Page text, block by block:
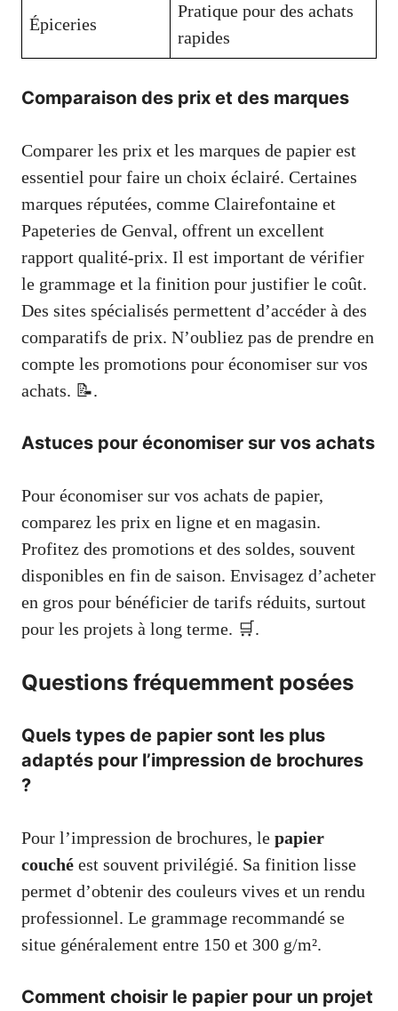
Épiceries
Pratique pour des achats
rapides
Comparaison des prix et des marques
Comparer les prix et les marques de papier est
essentiel pour faire un choix éclairé. Certaines
marques réputées, comme Clairefontaine et
Papeteries de Genval, offrent un excellent
rapport qualité-prix. Il est important de vérifier
le grammage et la finition pour justifier le coût.
Des sites spécialisés permettent d’accéder à des
comparatifs de prix. N’oubliez pas de prendre en
compte les promotions pour économiser sur vos
achats. 📝.
Astuces pour économiser sur vos achats
Pour économiser sur vos achats de papier,
comparez les prix en ligne et en magasin.
Profitez des promotions et des soldes, souvent
disponibles en fin de saison. Envisagez d’acheter
en gros pour bénéficier de tarifs réduits, surtout
pour les projets à long terme. 🛒.
Questions fréquemment posées
Quels types de papier sont les plus
adaptés pour l’impression de brochures
?
Pour l’impression de brochures, le papier
couché est souvent privilégié. Sa finition lisse
permet d’obtenir des couleurs vives et un rendu
professionnel. Le grammage recommandé se
situe généralement entre 150 et 300 g/m².
Comment choisir le papier pour un projet